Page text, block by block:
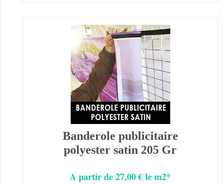
Banderole publicitaire
polyester satin 205 Gr
A partir de 27,00 € le m2*